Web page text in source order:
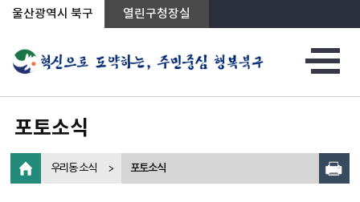
상단메뉴로 바로가기
전체메뉴로 바로가기
왼쪽메뉴로 바로가기
본문으로 바로가기
울산광역시 북구 열린구청장실
포토소식
우리동 소식 포토소식